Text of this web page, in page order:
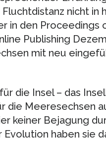
nicht in
in den Proceedings
Publishing
mit neu
die Insel – das
die Meeresechsen
keiner Bejagung
haben sie